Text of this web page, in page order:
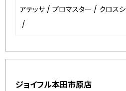
アテッサ / プロマスター / クロス
/
ジョイフル本田市原店